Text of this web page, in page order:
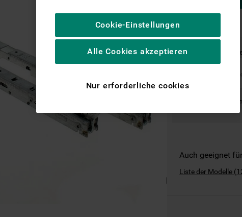
Ist dies das
Where can I find the
Auch geeignet
Liste der Modelle (
um die redaktionellen Inhalte der Website
basierend auf Ihrer Nutzung der Website zu
personalisieren, die Funktionalität der
spezifische Funktionen anzubieten
Werbung basierend auf Ihren
Gewohnheiten, Interaktionen mit unseren
(einschließlich über Drittanbieter und auf
Plattformen, beispielsweise Google LLC –
Cookie-Einstellungen
Nur erforderliche cookies
Alle Cookies akzeptieren